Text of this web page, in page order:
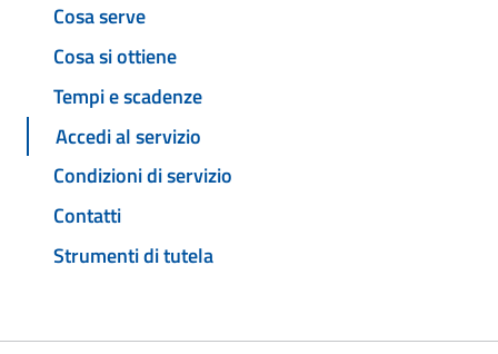
Cosa serve
Cosa si ottiene
Tempi e scadenze
Accedi al servizio
Condizioni di servizio
Contatti
Strumenti di tutela